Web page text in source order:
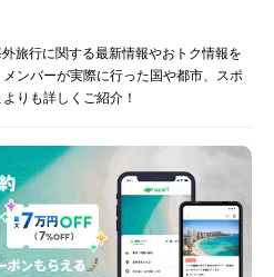
旅行に関する最新情報やおトク情報を
ンバーが実際に行った国や都市、スポ
りも詳しくご紹介！